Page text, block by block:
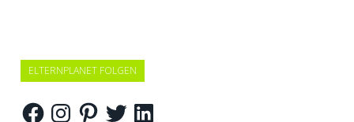
ELTERNPLANET FOLGEN
FacebookInstagramPinterestTwitterLinkedIn